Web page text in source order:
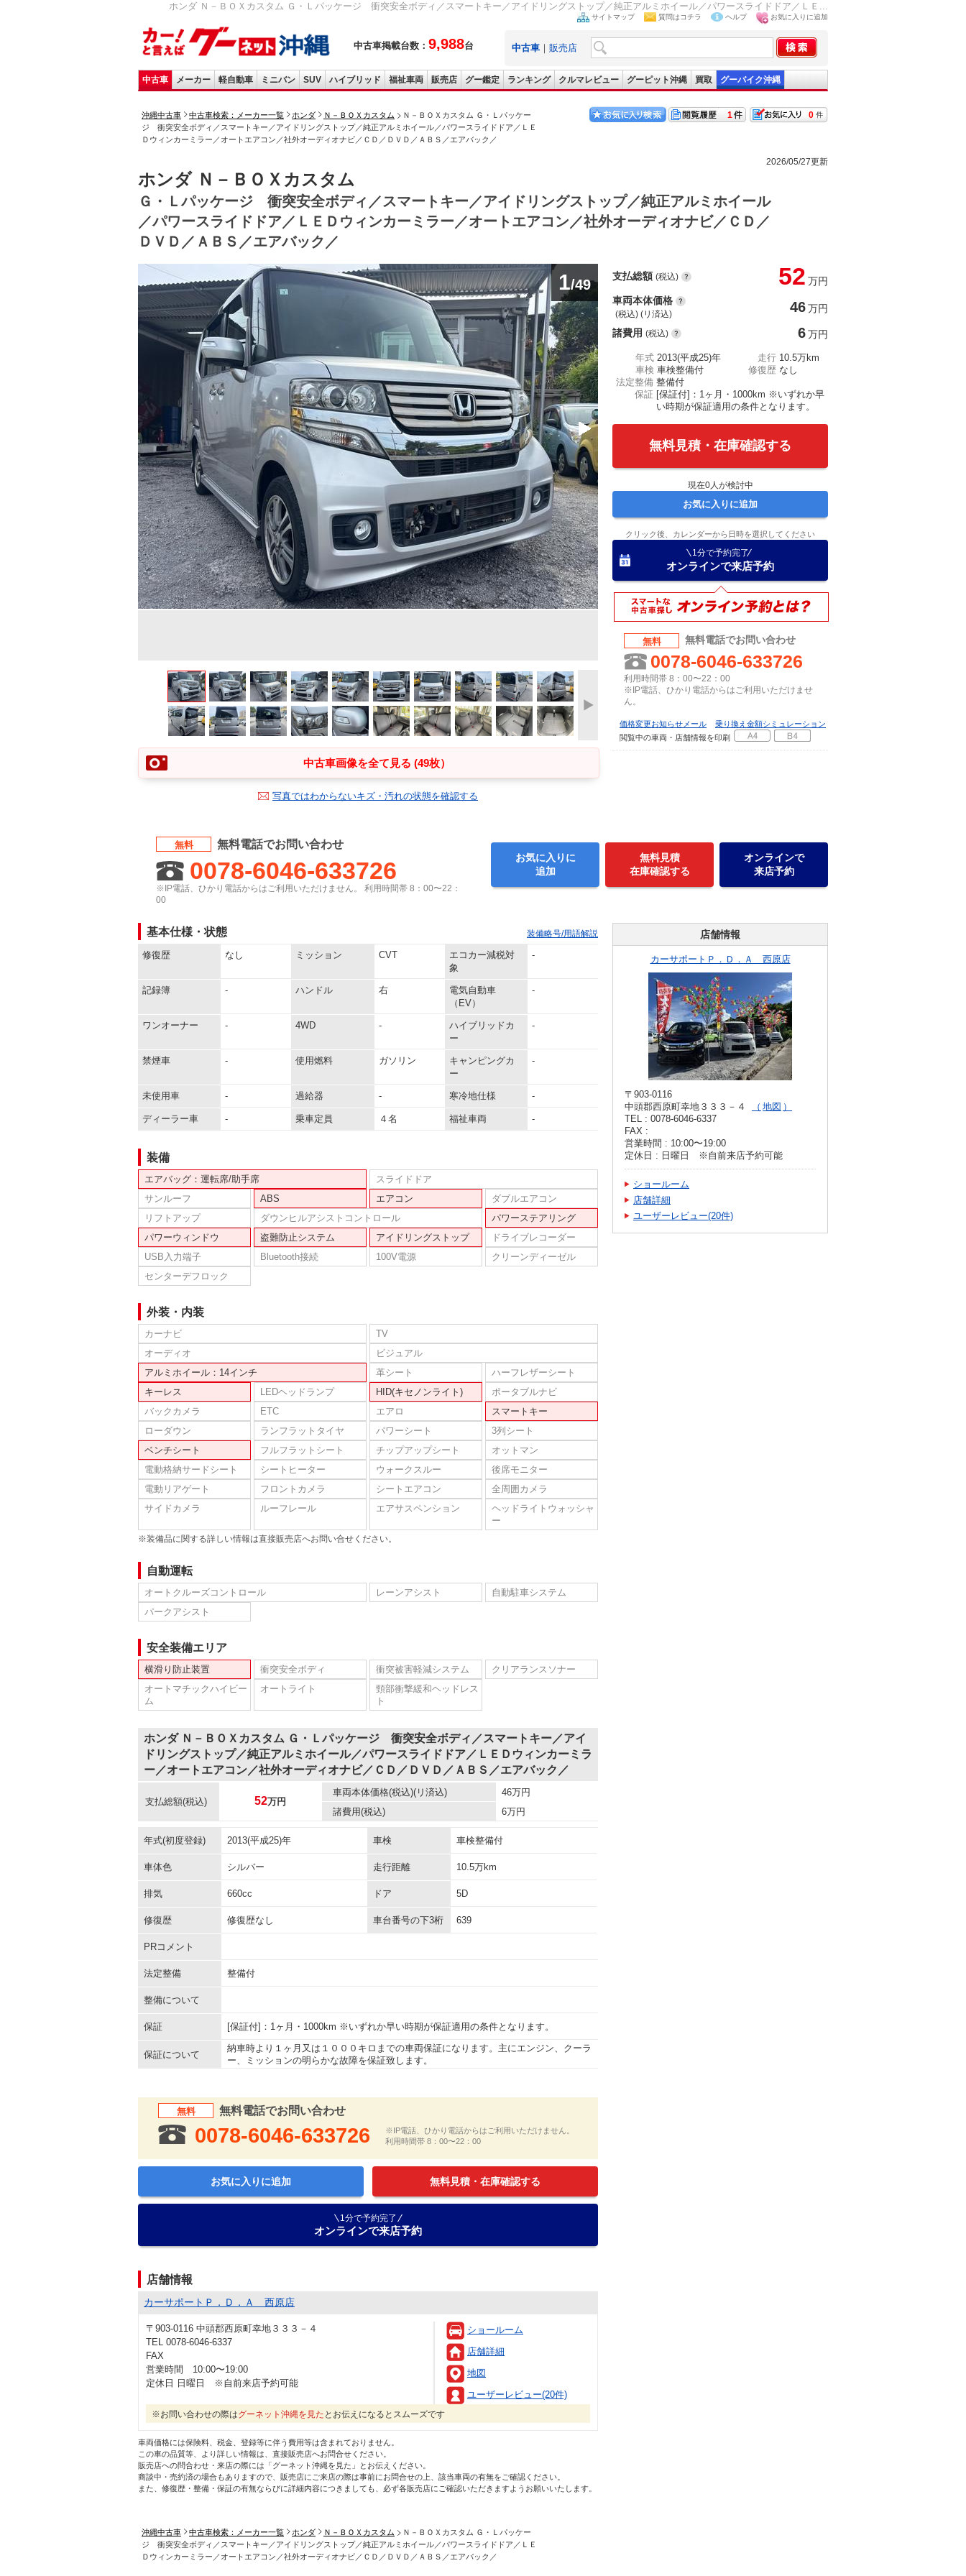
ホンダ Ｎ－ＢＯＸカスタム Ｇ・Ｌパッケージ 衝突安全ボディ／スマートキー／アイドリングストップ／純正アルミホイール／パワースライドドア／ＬＥ...
中古車掲載台数： 9,988台
サイトマップ 質問はコチラ ヘルプ お気に入りに追加
中古車 ｜ 販売店
中古車 メーカー 軽自動車 ミニバン SUV ハイブリッド 福祉車両 販売店 グー鑑定 ランキング クルマレビュー グーピット沖縄 買取 グーバイク沖縄
沖縄中古車 中古車検索：メーカー一覧 ホンダ Ｎ－ＢＯＸカスタム
Ｎ－ＢＯＸカスタム Ｇ・Ｌパッケー
ジ 衝突安全ボディ／スマートキー／アイドリングストップ／純正アルミホイール／パワースライドドア／ＬＥ
Ｄウィンカーミラー／オートエアコン／社外オーディオナビ／ＣＤ／ＤＶＤ／ＡＢＳ／エアバック／
0
1
2026/05/27更新
ホンダ Ｎ－ＢＯＸカスタム
Ｇ・Ｌパッケージ 衝突安全ボディ／スマートキー／アイドリングストップ／純正アルミホイール
／パワースライドドア／ＬＥＤウィンカーミラー／オートエアコン／社外オーディオナビ／ＣＤ／
ＤＶＤ／ＡＢＳ／エアバック／
1/49
中古車画像を全て見る (49枚）
写真ではわからないキズ・汚れの状態を確認する
支払総額 (税込) 52 万円
車両本体価格
(税込) (リ済込) 46万円
諸費用 (税込) 6万円
年式 2013(平成25)年 走行 10.5万km
車検 車検整備付 修復歴 なし
法定整備 整備付
保証 [保証付]：1ヶ月・1000km ※いずれか早
い時期が保証適用の条件となります。
無料見積・在庫確認する
現在0人が検討中
お気に入りに追加
クリック後、カレンダーから日時を選択してください
1分で予約完了
オンラインで来店予約
無料 無料電話でお問い合わせ
0078-6046-633726
利用時間帯 8：00〜22：00
※IP電話、ひかり電話からはご利用いただけませ
ん。
価格変更お知らせメール
乗り換え金額シミュレーション
閲覧中の車両・店舗情報を印刷
無料 無料電話でお問い合わせ
0078-6046-633726
※IP電話、ひかり電話からはご利用いただけません。 利用時間帯 8：00〜22：
00
お気に入りに
追加
無料見積
在庫確認する
オンラインで
来店予約
基本仕様・状態 装備略号/用語解説
修復歴 なし ミッション CVT
エコカー減税対
象
-
記録簿 - ハンドル 右
電気自動車
（EV）
-
ワンオーナー - 4WD -
ハイブリッドカ
ー
-
禁煙車 - 使用燃料 ガソリン
キャンピングカ
ー
-
未使用車 - 過給器 - 寒冷地仕様 -
ディーラー車 - 乗車定員 ４名 福祉車両 -
装備
エアバッグ：運転席/助手席
スライドドア
サンルーフ
ABS エアコン
ダブルエアコン
リフトアップ
ダウンヒルアシストコントロール
パワーステアリング
パワーウィンドウ
盗難防止システム アイドリングストップ
ドライブレコーダー
USB入力端子
Bluetooth接続 100V電源
クリーンディーゼル
センターデフロック
外装・内装
カーナビ
TV
オーディオ
ビジュアル
アルミホイール：14インチ
革シート
ハーフレザーシート
キーレス
LEDヘッドランプ HID(キセノンライト)
ポータブルナビ
バックカメラ
ETC エアロ
スマートキー
ローダウン
ランフラットタイヤ パワーシート
3列シート
ベンチシート
フルフラットシート チップアップシート
オットマン
電動格納サードシート
シートヒーター ウォークスルー
後席モニター
電動リアゲート
フロントカメラ シートエアコン
全周囲カメラ
サイドカメラ
ルーフレール エアサスペンション
ヘッドライトウォッシャ
ー
※装備品に関する詳しい情報は直接販売店へお問い合せください。
自動運転
オートクルーズコントロール レーンアシスト
自動駐車システム
パークアシスト
安全装備エリア
横滑り防止装置 衝突安全ボディ 衝突被害軽減システム
クリアランスソナー
オートマチックハイビー
ム
オートライト
頸部衝撃緩和ヘッドレス
ト
ホンダ Ｎ－ＢＯＸカスタム Ｇ・Ｌパッケージ 衝突安全ボディ／スマートキー／アイ
ドリングストップ／純正アルミホイール／パワースライドドア／ＬＥＤウィンカーミラ
ー／オートエアコン／社外オーディオナビ／ＣＤ／ＤＶＤ／ＡＢＳ／エアバック／
支払総額(税込) 52万円
車両本体価格(税込)(リ済込) 46万円
諸費用(税込) 6万円
年式(初度登録) 2013(平成25)年 車検 車検整備付
車体色 シルバー 走行距離 10.5万km
排気 660cc ドア 5D
修復歴 修復歴なし 車台番号の下3桁 639
PRコメント
法定整備 整備付
整備について
保証 [保証付]：1ヶ月・1000km ※いずれか早い時期が保証適用の条件となります。
保証について
納車時より１ヶ月又は１０００キロまでの車両保証になります。主にエンジン、クーラ
ー、ミッションの明らかな故障を保証致します。
無料 無料電話でお問い合わせ
0078-6046-633726
※IP電話、ひかり電話からはご利用いただけません。
利用時間帯 8：00〜22：00
お気に入りに追加 無料見積・在庫確認する
1分で予約完了
オンラインで来店予約
店舗情報
カーサポートＰ．Ｄ．Ａ 西原店
〒903-0116 中頭郡西原町幸地３３３－４
TEL 0078-6046-6337
FAX
営業時間 10:00〜19:00
定休日 日曜日 ※自前来店予約可能
ショールーム
店舗詳細
地図
ユーザーレビュー(20件)
※お問い合わせの際はグーネット沖縄を見た とお伝えになるとスムーズです
車両価格には保険料、税金、登録等に伴う費用等は含まれておりません。
この車の品質等、より詳しい情報は、直接販売店へお問合せください。
販売店への問合わせ・来店の際には「グーネット沖縄を見た」とお伝えください。
商談中・売約済の場合もありますので、販売店にご来店の際は事前にお問合せの上、該当車両の有無をご確認ください。
また、修復歴・整備・保証の有無ならびに詳細内容につきましても、必ず各販売店にご確認いただきますようお願いいたします。
店舗情報
カーサポートＰ．Ｄ．Ａ 西原店
〒903-0116
中頭郡西原町幸地３３３－４
地図
TEL : 0078-6046-6337
FAX :
営業時間 : 10:00〜19:00
定休日 : 日曜日 ※自前来店予約可能
ショールーム
店舗詳細
ユーザーレビュー(20件)
沖縄中古車 中古車検索：メーカー一覧 ホンダ Ｎ－ＢＯＸカスタム
Ｎ－ＢＯＸカスタム Ｇ・Ｌパッケー
ジ 衝突安全ボディ／スマートキー／アイドリングストップ／純正アルミホイール／パワースライドドア／ＬＥ
Ｄウィンカーミラー／オートエアコン／社外オーディオナビ／ＣＤ／ＤＶＤ／ＡＢＳ／エアバック／